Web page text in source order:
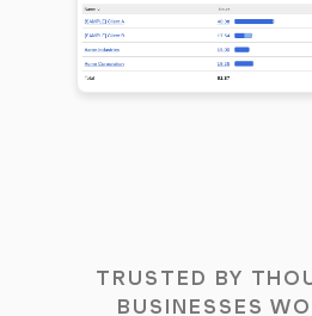
TRUSTED BY
BUSINESSES